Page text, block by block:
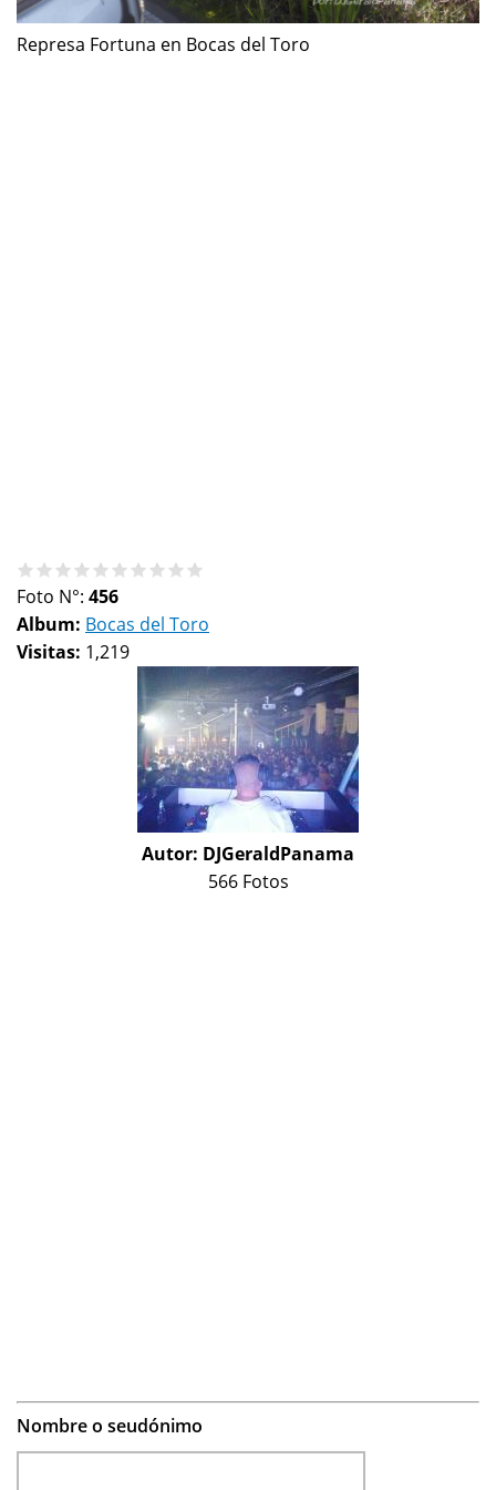
Represa Fortuna en Bocas del Toro
Foto N°: 456
Album: Bocas del Toro
Visitas: 1,219
Autor: DJGeraldPanama
566 Fotos
Nombre o seudónimo